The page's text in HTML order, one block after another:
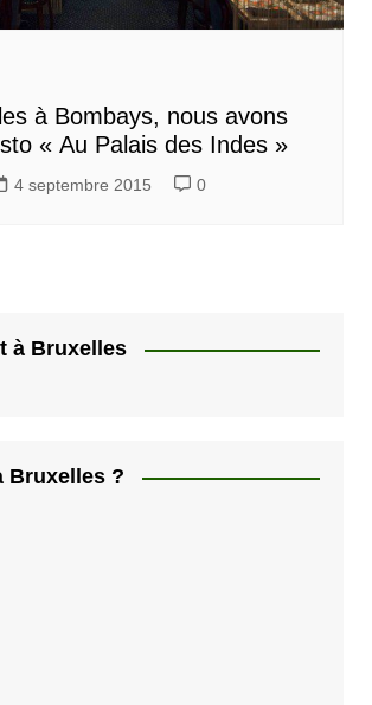
à Bombays, nous avons
« Au Palais des Indes »
4 septembre 2015 0
à Bruxelles
Bruxelles ?